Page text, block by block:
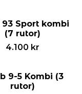
93 Sport kombi
(7 rutor)
4.100 kr
9-5 Kombi (3
rutor)